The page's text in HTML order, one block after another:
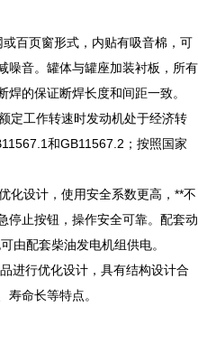
百页窗形式，内贴有吸音棉，可
噪音。罐体与罐座加装衬板，所有
的保证断焊长度和间距一致。
定工作转速时发动机处于经济转
和GB11567.2；按照国家
化设计，使用安全系数更高，**不
停止按钮，操作安全可靠。配套动
由配套柴油发电机组供电。
进行优化设计，具有结构设计合
命长等特点。